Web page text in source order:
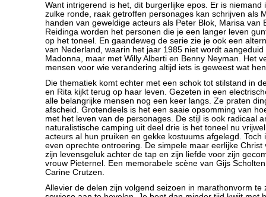
Want intrigerend is het, dit burgerlijke epos. Er is niemand
zulke ronde, raak getroffen personages kan schrijven als
handen van geweldige acteurs als Peter Blok, Marisa van
Reidinga worden het personen die je een langer leven
op het toneel. En gaandeweg de serie zie je ook een
van Nederland, waarin het jaar 1985 niet wordt
Madonna, maar met Willy Alberti en Benny Neyman. Het
mensen voor wie verandering altijd iets is geweest wat
Die thematiek komt echter met een schok tot stilstand in
en Rita kijkt terug op haar leven. Gezeten in een
alle belangrijke mensen nog een keer langs. Ze praten
afscheid. Grotendeels is het een saaie opsomming van
met het leven van de personages. De stijl is ook radicaal
naturalistische camping uit deel drie is het toneel nu
acteurs al hun pruiken en gekke kostuums afgelegd. Toch
even oprechte ontroering. De simpele maar eerlijke Christ
zijn levensgeluk achter de tap en zijn liefde voor zijn
vrouw Pieternel. Een memorabele scène van Gijs
Carine Crutzen.
Allevier de delen zijn volgend seizoen in marathonvorm te